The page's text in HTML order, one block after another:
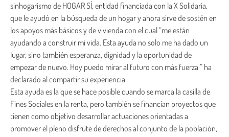
sinhogarismo de HOGAR SÍ, entidad financiada con la X Solidaria,
que le ayudó en la búsqueda de un hogar y ahora sirve de sostén en
los apoyos más básicos y de vivienda con el cual “me están
ayudando a construir mi vida. Esta ayuda no solo me ha dado un
lugar, sino también esperanza, dignidad y la oportunidad de
empezar de nuevo. Hoy puedo mirar al futuro con más fuerza ” ha
declarado al compartir su experiencia.
Esta ayuda es la que se hace posible cuando se marca la casilla de
Fines Sociales en la renta, pero también se financian proyectos que
tienen como objetivo desarrollar actuaciones orientadas a
promover el pleno disfrute de derechos al conjunto de la población,